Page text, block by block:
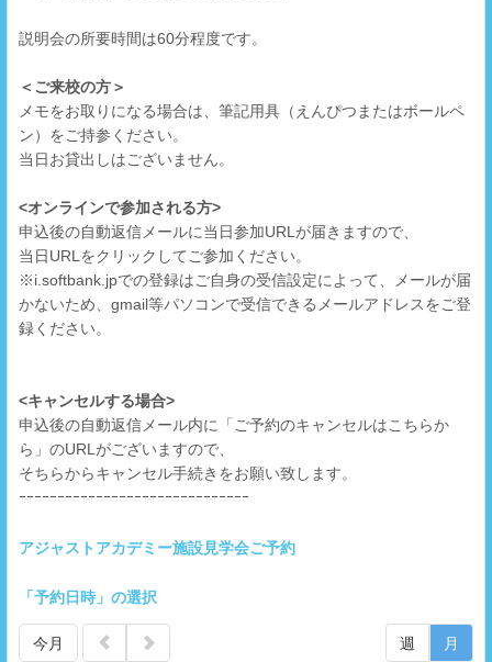
説明会の所要時間は60分程度です。
＜ご来校の方＞
メモをお取りになる場合は、筆記用具（えんぴつまたはボールペ
ン）をご持参ください。
当日お貸出しはございません。
<オンラインで参加される方>
申込後の自動返信メールに当日参加URLが届きますので、
当日URLをクリックしてご参加ください。
※i.softbank.jpでの登録はご自身の受信設定によって、メールが届
かないため、gmail等パソコンで受信できるメールアドレスをご登
録ください。
<キャンセルする場合>
申込後の自動返信メール内に「ご予約のキャンセルはこちらか
ら」のURLがございますので、
そちらからキャンセル手続きをお願い致します。
ｰｰｰｰｰｰｰｰｰｰｰｰｰｰｰｰｰｰｰｰｰｰｰｰｰｰｰｰｰｰ
アジャストアカデミー施設見学会ご予約
「予約日時」の選択
今月 週 月